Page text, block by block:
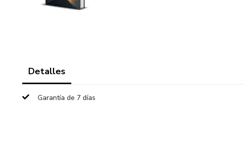
Detalles
Garantía de 7 días